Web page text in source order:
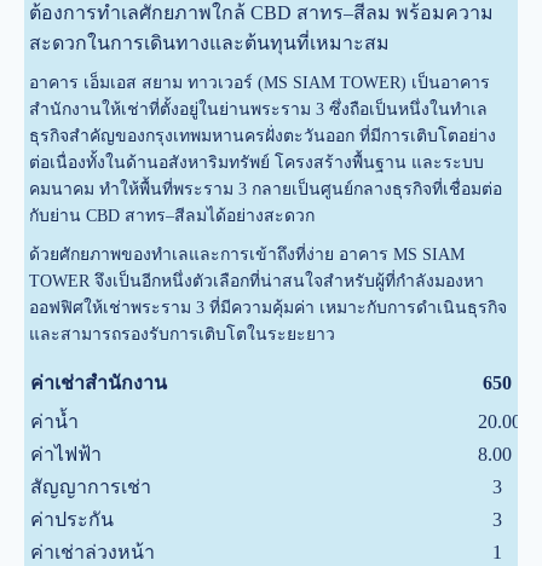
ต้องการทำเลศักยภาพใกล้ CBD สาทร–สีลม พร้อมความ
สะดวกในการเดินทางและต้นทุนที่เหมาะสม
อาคาร เอ็มเอส สยาม ทาวเวอร์ (MS SIAM TOWER) เป็นอาคาร
สำนักงานให้เช่าที่ตั้งอยู่ในย่านพระราม 3 ซึ่งถือเป็นหนึ่งในทำเล
ธุรกิจสำคัญของกรุงเทพมหานครฝั่งตะวันออก ที่มีการเติบโตอย่าง
ต่อเนื่องทั้งในด้านอสังหาริมทรัพย์ โครงสร้างพื้นฐาน และระบบ
คมนาคม ทำให้พื้นที่พระราม 3 กลายเป็นศูนย์กลางธุรกิจที่เชื่อมต่อ
กับย่าน CBD สาทร–สีลมได้อย่างสะดวก
ด้วยศักยภาพของทำเลและการเข้าถึงที่ง่าย อาคาร MS SIAM
TOWER จึงเป็นอีกหนึ่งตัวเลือกที่น่าสนใจสำหรับผู้ที่กำลังมองหา
ออฟฟิศให้เช่าพระราม 3 ที่มีความคุ้มค่า เหมาะกับการดำเนินธุรกิจ
และสามารถรองรับการเติบโตในระยะยาว
ค่าเช่าสำนักงาน 650
ค่าน้ำ 20.00
ค่าไฟฟ้า
8.00
สัญญาการเช่า
3
ค่าประกัน
3
ค่าเช่าล่วงหน้า
1